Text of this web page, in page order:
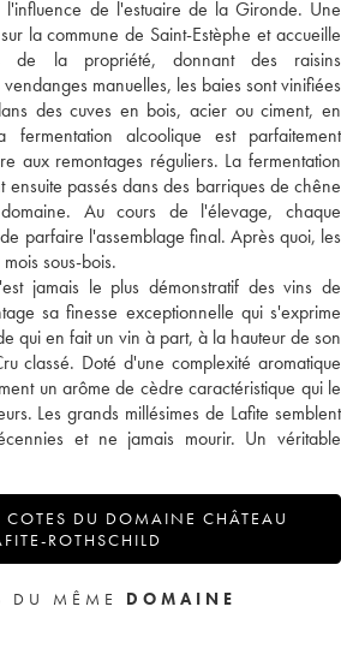
de l'estuaire de la Gironde. Une
la commune de Saint-Estèphe et accueille
de la propriété, donnant des raisins
manuelles, les baies sont vinifiées
des cuves en bois, acier ou ciment, en
fermentation alcoolique est parfaitement
aux remontages réguliers. La fermentation
ensuite passés dans des barriques de chêne
Au cours de l'élevage, chaque
parfaire l'assemblage final. Après quoi, les
sous-bois.
jamais le plus démonstratif des vins de
sa finesse exceptionnelle qui s'exprime
qui en fait un vin à part, à la hauteur de son
classé. Doté d'une complexité aromatique
un arôme de cèdre caractéristique qui le
Les grands millésimes de Lafite semblent
et ne jamais mourir. Un véritable
COTES DU DOMAINE CHÂTEAU
ROTHSCHILD
DU MÊME DOMAINE